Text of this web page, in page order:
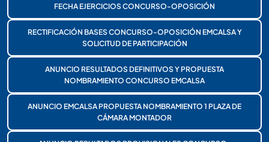
FECHA EJERCICIOS CONCURSO-OPOSICIÓN
RECTIFICACIÓN BASES CONCURSO-OPOSICIÓN EMCALSA Y
SOLICITUD DE PARTICIPACIÓN
ANUNCIO RESULTADOS DEFINITIVOS Y PROPUESTA
NOMBRAMIENTO CONCURSO EMCALSA
ANUNCIO EMCALSA PROPUESTA NOMBRAMIENTO 1 PLAZA DE
CÁMARA MONTADOR